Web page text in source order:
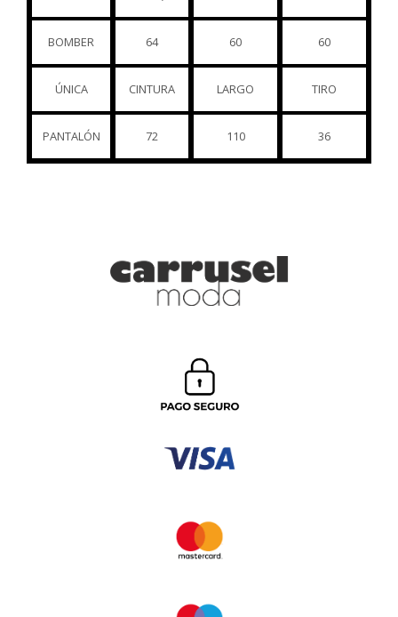
BOMBER 64 60 60
ÚNICA CINTURA LARGO TIRO
PANTALÓN 72 110 36